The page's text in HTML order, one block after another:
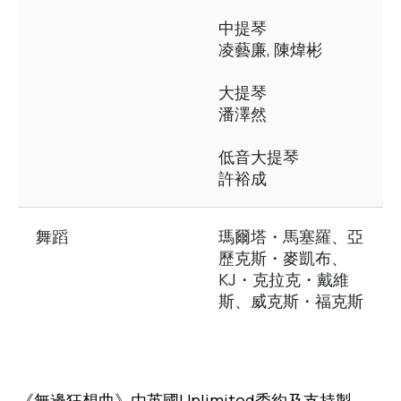
中提琴
凌藝廉, 陳煒彬
大提琴
潘澤然
低音大提琴
許裕成
舞蹈
瑪爾塔・馬塞羅、亞
歷克斯・麥凱布、
KJ・克拉克・戴維
斯、威克斯・福克斯